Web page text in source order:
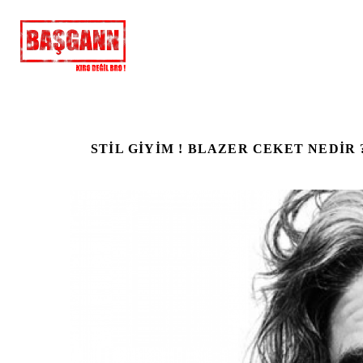
STIL GIYIM ! BLAZER CEKET NEDIR